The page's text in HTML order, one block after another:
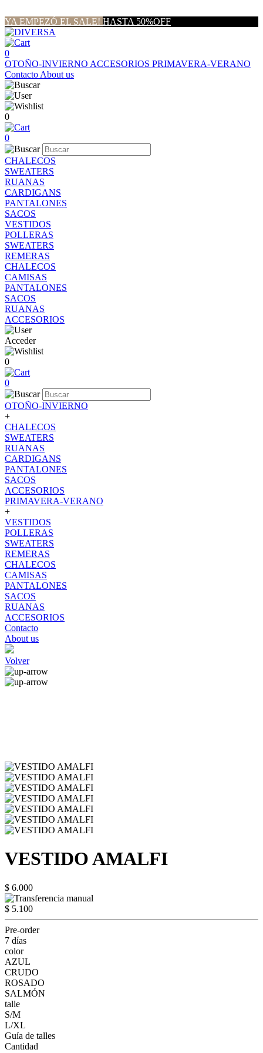
YA EMPEZÓ EL SALE! HASTA 50%OFF
0
OTOÑO-INVIERNO ACCESORIOS PRIMAVERA-VERANO
Contacto About us
0
0
CHALECOS
SWEATERS
RUANAS
CARDIGANS
PANTALONES
SACOS
VESTIDOS
POLLERAS
SWEATERS
REMERAS
CHALECOS
CAMISAS
PANTALONES
SACOS
RUANAS
ACCESORIOS
Acceder
0
0
OTOÑO-INVIERNO
+
CHALECOS
SWEATERS
RUANAS
CARDIGANS
PANTALONES
SACOS
ACCESORIOS
PRIMAVERA-VERANO
+
VESTIDOS
POLLERAS
SWEATERS
REMERAS
CHALECOS
CAMISAS
PANTALONES
SACOS
RUANAS
ACCESORIOS
Contacto
About us
Volver
VESTIDO AMALFI
$ 6.000
$ 5.100
Pre-order
7 días
color
AZUL
CRUDO
ROSADO
SALMÓN
talle
S/M
L/XL
Guía de talles
Cantidad